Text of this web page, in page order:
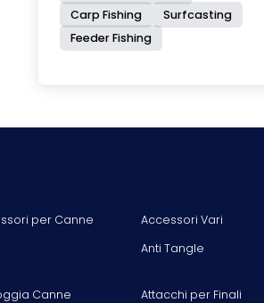
Carp Fishing
Surfcasting
Feeder Fishing
per Canne
Accessori Vari
Anti Tangle
Canne Attacchi per Finali